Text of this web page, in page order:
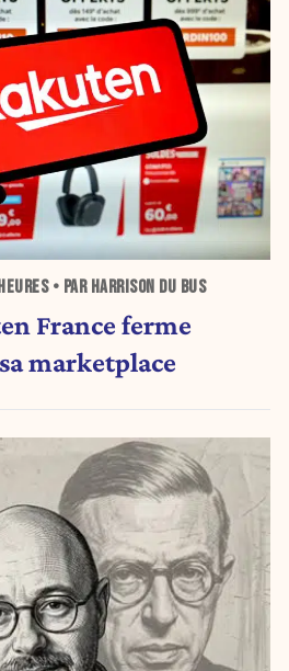
• PAR HARRISON DU BUS
France ferme
marketplace